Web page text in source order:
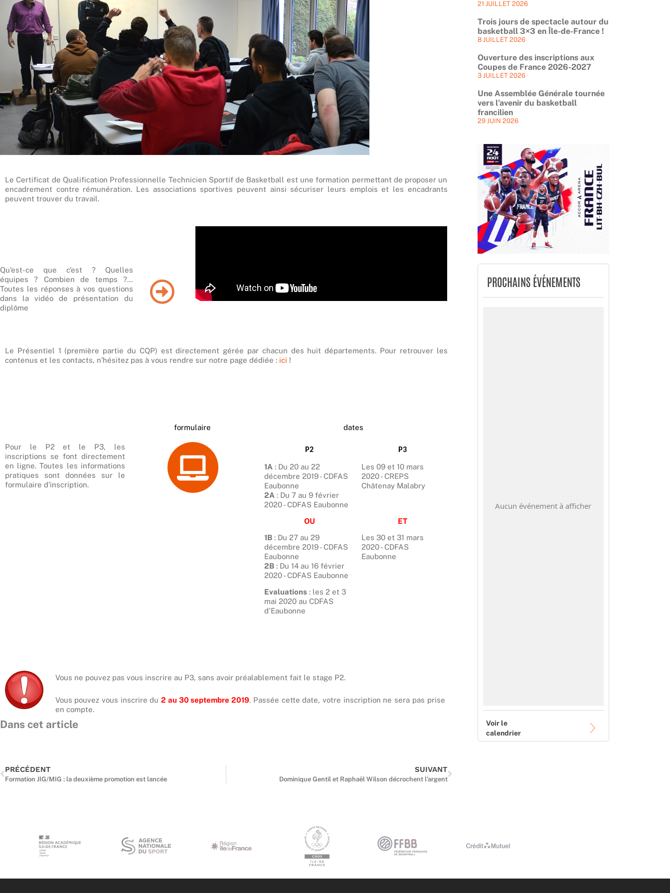
Le Certificat de Qualification Professionnelle Technicien Sportif de Basketball est une formation permettant de proposer un
encadrement contre rémunération. Les associations sportives peuvent ainsi sécuriser leurs emplois et les encadrants
peuvent trouver du travail.
Qu’est-ce que c’est ? Quelles
équipes ? Combien de temps ?…
Toutes les réponses à vos questions
dans la vidéo de présentation du
diplôme
Le Présentiel 1 (première partie du CQP) est directement gérée par chacun des huit départements. Pour retrouver les
contenus et les contacts, n’hésitez pas à vous rendre sur notre page dédiée : ici !
formulaire dates
Pour le P2 et le P3, les
inscriptions se font directement
en ligne. Toutes les informations
pratiques sont données sur le
formulaire d’inscription.
P2 P3
1A : Du 20 au 22
décembre 2019 - CDFAS
Eaubonne
2A : Du 7 au 9 février
2020 - CDFAS Eaubonne
Les 09 et 10 mars
2020 - CREPS
Châtenay Malabry
OU
ET
1B : Du 27 au 29
décembre 2019 - CDFAS
Eaubonne
2B : Du 14 au 16 février
2020 - CDFAS Eaubonne
Les 30 et 31 mars
2020 - CDFAS
Eaubonne
Evaluations : les 2 et 3
mai 2020 au CDFAS
d'Eaubonne
Vous ne pouvez pas vous inscrire au P3, sans avoir préalablement fait le stage P2.
Vous pouvez vous inscrire du2 au 30 septembre 2019. Passée cette date, votre inscription ne sera pas prise
en compte.
Dans cet article
PRÉCÉDENT
Formation JIG/MIG : la deuxième promotion est lancée
SUIVANT
Dominique Gentil et Raphaël Wilson décrochent l’argent
Suivant
21 JUILLET 2026
Trois jours de spectacle autour du
basketball 3×3 en Île-de-France !
8 JUILLET 2026
Ouverture des inscriptions aux
Coupes de France 2026-2027
3 JUILLET 2026
Une Assemblée Générale tournée
vers l’avenir du basketball
francilien
29 JUIN 2026
PROCHAINS ÉVÉNEMENTS
Aucun événement à afficher
Voir le
calendrier